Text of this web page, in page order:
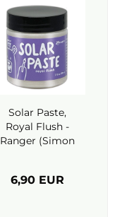
Solar Paste,
Royal Flush -
Ranger (Simon
6,90 EUR